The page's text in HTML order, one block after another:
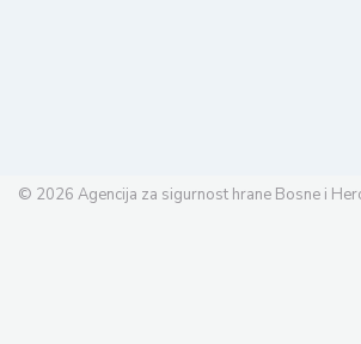
© 2026 Agencija za sigurnost hrane Bosne i